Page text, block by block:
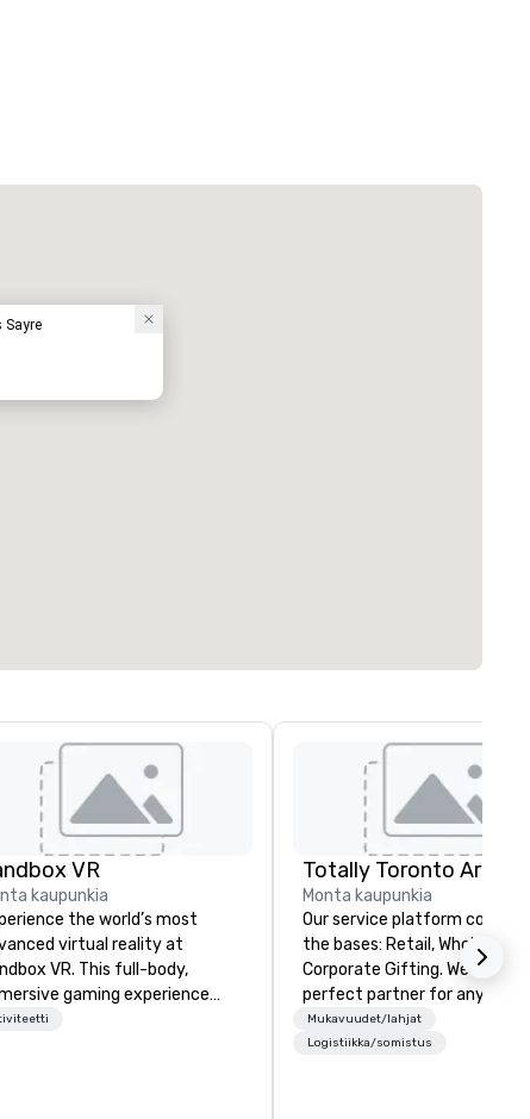
Sayre
VR
kaupunkia
the world’s most
virtual reality at
VR. This full-body,
gaming experience
groups into new worlds
Monta kaupunkia
Our service platform covers
the bases: Retail, Wholesale and
Corporate Gifting. We are the
perfect partner for any
bringing an event to our city.
Founded in 2014, Sassy City
Mukavuudet/lahjat
Logistiikka/somistus